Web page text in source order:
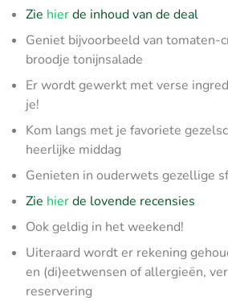
Zie hierde inhoud van de deal
Geniet bijvoorbeeld van tomaten-
broodje tonijnsalade
Er wordt gewerkt met verse
je!
Kom langs met je favoriete
heerlijke middag
Genieten in ouderwets gezellige
Zie hierde lovende recensies
Ook geldig in het weekend!
Uiteraard wordt er rekening
en (di)eetwensen of allergieën,
reservering